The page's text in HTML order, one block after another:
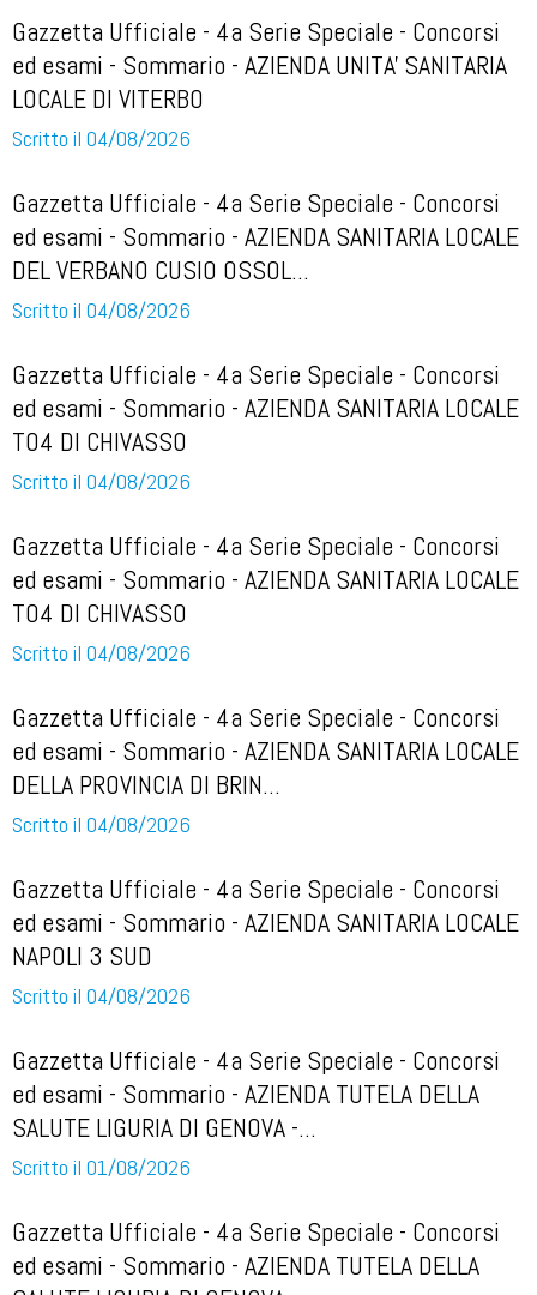
Gazzetta Ufficiale - 4a Serie Speciale - Concorsi
ed esami - Sommario - AZIENDA UNITA' SANITARIA
LOCALE DI VITERBO
Scritto il 04/08/2026
Gazzetta Ufficiale - 4a Serie Speciale - Concorsi
ed esami - Sommario - AZIENDA SANITARIA LOCALE
DEL VERBANO CUSIO OSSOL...
Scritto il 04/08/2026
Gazzetta Ufficiale - 4a Serie Speciale - Concorsi
ed esami - Sommario - AZIENDA SANITARIA LOCALE
TO4 DI CHIVASSO
Scritto il 04/08/2026
Gazzetta Ufficiale - 4a Serie Speciale - Concorsi
ed esami - Sommario - AZIENDA SANITARIA LOCALE
TO4 DI CHIVASSO
Scritto il 04/08/2026
Gazzetta Ufficiale - 4a Serie Speciale - Concorsi
ed esami - Sommario - AZIENDA SANITARIA LOCALE
DELLA PROVINCIA DI BRIN...
Scritto il 04/08/2026
Gazzetta Ufficiale - 4a Serie Speciale - Concorsi
ed esami - Sommario - AZIENDA SANITARIA LOCALE
NAPOLI 3 SUD
Scritto il 04/08/2026
Gazzetta Ufficiale - 4a Serie Speciale - Concorsi
ed esami - Sommario - AZIENDA TUTELA DELLA
SALUTE LIGURIA DI GENOVA -...
Scritto il 01/08/2026
Gazzetta Ufficiale - 4a Serie Speciale - Concorsi
ed esami - Sommario - AZIENDA TUTELA DELLA